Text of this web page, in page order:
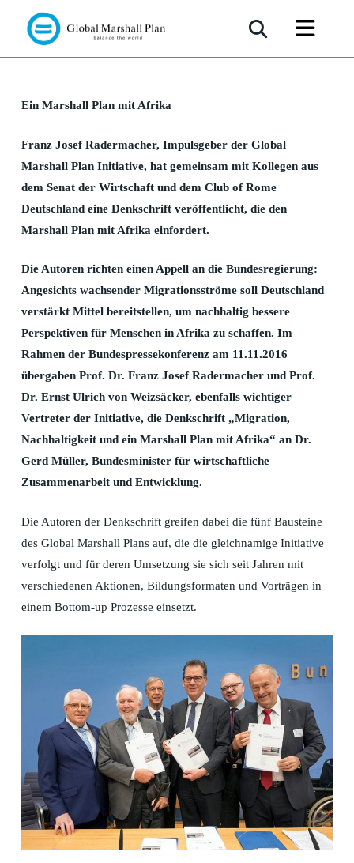
Marshall Plan mit Afrika
Ein Marshall Plan mit Afrika
Franz Josef Radermacher, Impulsgeber der Global
Marshall Plan Initiative, hat gemeinsam mit Kollegen aus
dem Senat der Wirtschaft und dem Club of Rome
Deutschland eine Denkschrift veröffentlicht, die den
Marshall Plan mit Afrika einfordert.
Die Autoren richten einen Appell an die Bundesregierung:
Angesichts wachsender Migrationsströme soll Deutschland
verstärkt Mittel bereitstellen, um nachhaltig bessere
Perspektiven für Menschen in Afrika zu schaffen. Im
Rahmen der Bundespressekonferenz am 11.11.2016
übergaben Prof. Dr. Franz Josef Radermacher und Prof.
Dr. Ernst Ulrich von Weizsäcker, ebenfalls wichtiger
Vertreter der Initiative, die Denkschrift „Migration,
Nachhaltigkeit und ein Marshall Plan mit Afrika“ an Dr.
Gerd Müller, Bundesminister für wirtschaftliche
Zusammenarbeit und Entwicklung.
Die Autoren der Denkschrift greifen dabei die fünf Bausteine
des Global Marshall Plans auf, die die gleichnamige Initiative
verfolgt und für deren Umsetzung sie sich seit Jahren mit
verschiedenen Aktionen, Bildungsformaten und Vorträgen in
einem Bottom-up Prozesse einsetzt.